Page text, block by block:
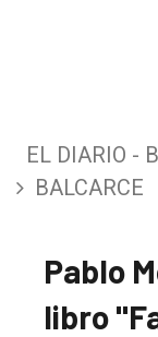
EL DIARIO -
BALCARCE
Pablo
libro